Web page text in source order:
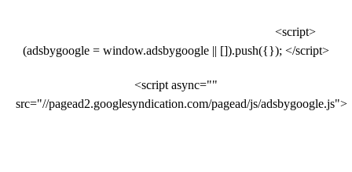
<script>
(adsbygoogle = window.adsbygoogle || []).push({}); </script>
<script async=""
src="//pagead2.googlesyndication.com/pagead/js/adsbygoogle.js">